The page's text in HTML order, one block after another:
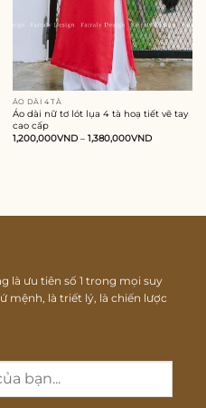
ÁO DÀI 4 TÀ
Áo dài nữ tơ lót lụa 4 tà hoạ tiết vẽ tay
cao cấp
1,200,000VND– 1,380,000VND
là ưu tiên số 1 trong mọi suy
mệnh, là triết lý, là chiến lược